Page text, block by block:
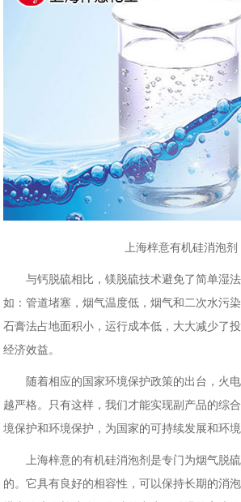
上海梓意有机硅消泡剂
与钙脱硫相比，镁脱硫技术避免了简单湿法
如：管道堵塞，烟气温度低，烟气和二次水污
石膏法占地面积小，运行成本低，大大减少了
经济效益。
随着相应的国家环境保护政策的出台，火电
越严格。只有这样，我们才能实现副产品的综
境保护和环境保护，为国家的可持续发展和环境
上海梓意的有机硅消泡剂是专门为烟气脱硫
的。它具有良好的相容性，可以保持长期的消